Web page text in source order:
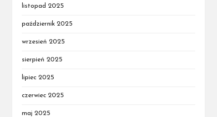
listopad 2025
październik 2025
wrzesień 2025
sierpień 2025
lipiec 2025
czerwiec 2025
maj 2025